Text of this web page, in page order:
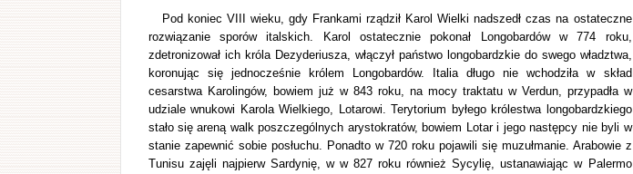
Pod koniec VIII wieku, gdy Frankami rządził Karol Wielki nadszedł czas na ostateczne
rozwiązanie sporów italskich. Karol ostatecznie pokonał Longobardów w 774 roku,
zdetronizował ich króla Dezyderiusza, włączył państwo longobardzkie do swego władztwa,
koronując się jednocześnie królem Longobardów. Italia długo nie wchodziła w skład
cesarstwa Karolingów, bowiem już w 843 roku, na mocy traktatu w Verdun, przypadła w
udziale wnukowi Karola Wielkiego, Lotarowi. Terytorium byłego królestwa longobardzkiego
stało się areną walk poszczególnych arystokratów, bowiem Lotar i jego następcy nie byli w
stanie zapewnić sobie posłuchu. Ponadto w 720 roku pojawili się muzułmanie. Arabowie z
Tunisu zajęli najpierw Sardynię, w w 827 roku również Sycylię, ustanawiając w Palermo